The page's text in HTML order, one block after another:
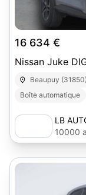
16 634 €
Nissan Juke
Beaupuy (31850)
Boîte automatique
LB
10000